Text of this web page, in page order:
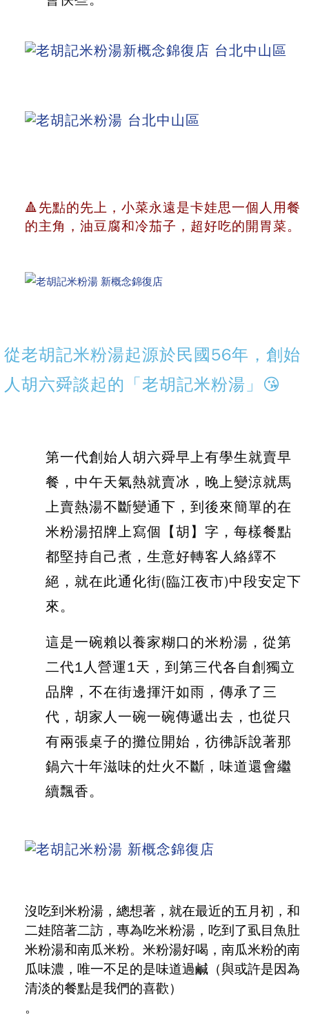
🔺先點的先上，小菜永遠是卡娃思一個人用餐
的主角，油豆腐和冷茄子，超好吃的開胃菜。
從老胡記米粉湯起源於民國56年，創始
人胡六舜談起的「老胡記米粉湯」😘
第一代創始人胡六舜早上有學生就賣早
餐，中午天氣熱就賣冰，晚上變涼就馬
上賣熱湯不斷變通下，到後來簡單的在
米粉湯招牌上寫個【胡】字，每樣餐點
都堅持自己煮，生意好轉客人絡繹不
絕，就在此通化街(臨江夜市)中段安定下
來。
這是一碗賴以養家糊口的米粉湯，從第
二代1人營運1天，到第三代各自創獨立
品牌，不在街邊揮汗如雨，傳承了三
代，胡家人一碗一碗傳遞出去，也從只
有兩張桌子的攤位開始，彷彿訴說著那
鍋六十年滋味的灶火不斷，味道還會繼
續飄香。
沒吃到米粉湯，總想著，就在最近的五月初，和
二娃陪著二訪，專為吃米粉湯，吃到了虱目魚肚
米粉湯和南瓜米粉。米粉湯好喝，南瓜米粉的南
瓜味濃，唯一不足的是味道過鹹（與或許是因為
清淡的餐點是我們的喜歡）
。